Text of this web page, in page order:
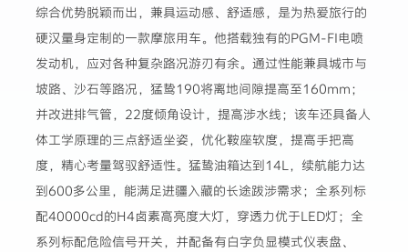
综合优势脱颖而出，兼具运动感、舒适感，是为热爱旅行的
硬汉量身定制的一款摩旅用车。他搭载独有的PGM-FI电喷
发动机，应对各种复杂路况游刃有余。通过性能兼具城市与
坡路、沙石等路况，猛鸷190将离地间隙提高至160mm；
并改进排气管，22度倾角设计，提高涉水线；该车还具备人
体工学原理的三点舒适坐姿，优化鞍座软度，提高手把高
度，精心考量驾驭舒适性。猛鸷油箱达到14L，续航能力达
到600多公里，能满足进疆入藏的长途跋涉需求；全系列标
配40000cd的H4卤素高亮度大灯，穿透力优于LED灯；全
系列标配危险信号开关，并配备有白字负显模式仪表盘、